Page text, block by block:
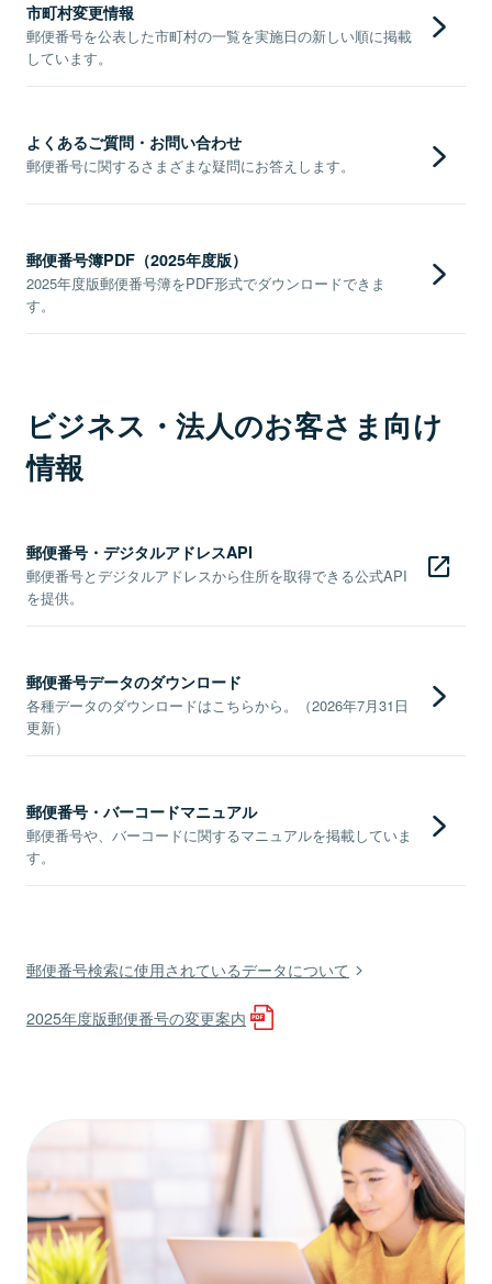
市町村変更情報
郵便番号を公表した市町村の一覧を実施日の新しい順に掲載
しています。
よくあるご質問・お問い合わせ
郵便番号に関するさまざまな疑問にお答えします。
郵便番号簿PDF（2025年度版）
2025年度版郵便番号簿をPDF形式でダウンロードできま
す。
ビジネス・法人のお客さま向け
情報
郵便番号・デジタルアドレスAPI
郵便番号とデジタルアドレスから住所を取得できる公式API
を提供。
郵便番号データのダウンロード
各種データのダウンロードはこちらから。（2026年7月31日
更新）
郵便番号・バーコードマニュアル
郵便番号や、バーコードに関するマニュアルを掲載していま
す。
郵便番号検索に使用されているデータについて
2025年度版郵便番号の変更案内